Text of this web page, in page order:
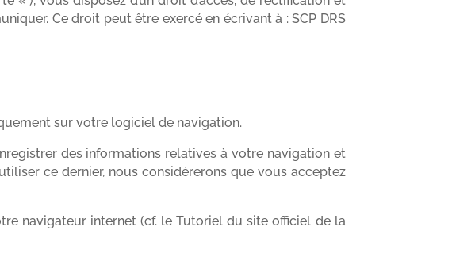
Ce droit peut être exercé en écrivant à : SCP DRS
sur votre logiciel de navigation.
des informations relatives à votre navigation et
ce dernier, nous considérerons que vous acceptez
navigateur internet (cf. le Tutoriel du site officiel de la